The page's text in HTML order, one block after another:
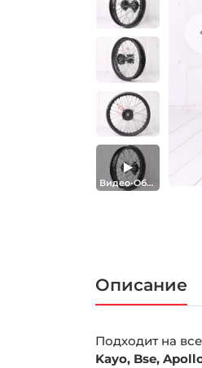
Видео-Обзор
Описание
Подходит на
Kayo, Bse,